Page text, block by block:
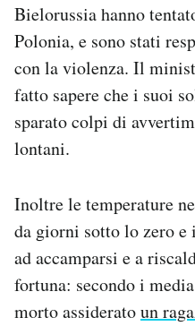
Bielorussia hanno
Polonia, e sono stati
con la violenza. Il
fatto sapere che i suoi
sparato colpi di
lontani.
Inoltre le temperature
da giorni sotto lo zero
ad accamparsi e a
fortuna: secondo i
morto assideratoun